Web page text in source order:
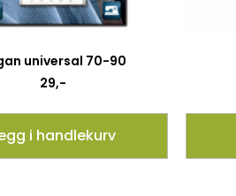
universal 70-90
29,-
i handlekurv